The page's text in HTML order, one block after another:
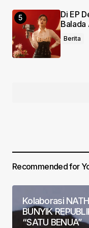
Di EP
Balada
Berita
Recommended for
Kolaborasi
BUNYIK
“SATU BENUA”